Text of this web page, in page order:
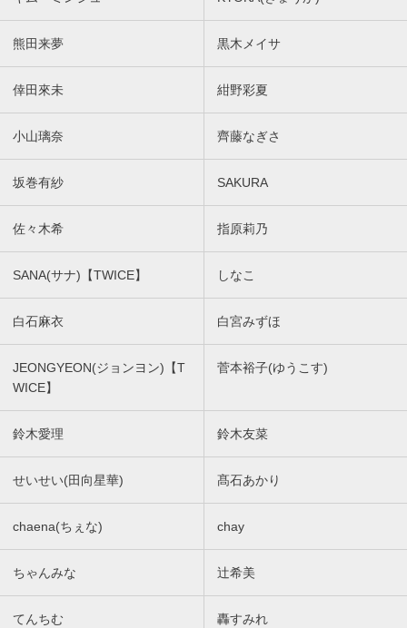
熊田来夢 黒木メイサ
倖田來未 紺野彩夏
小山璃奈 齊藤なぎさ
坂巻有紗 SAKURA
佐々木希 指原莉乃
SANA(サナ)【TWICE】 しなこ
白石麻衣 白宮みずほ
JEONGYEON(ジョンヨン)【T
WICE】
菅本裕子(ゆうこす)
鈴木愛理 鈴木友菜
せいせい(田向星華) 髙石あかり
chaena(ちぇな) chay
ちゃんみな 辻希美
てんちむ 轟すみれ